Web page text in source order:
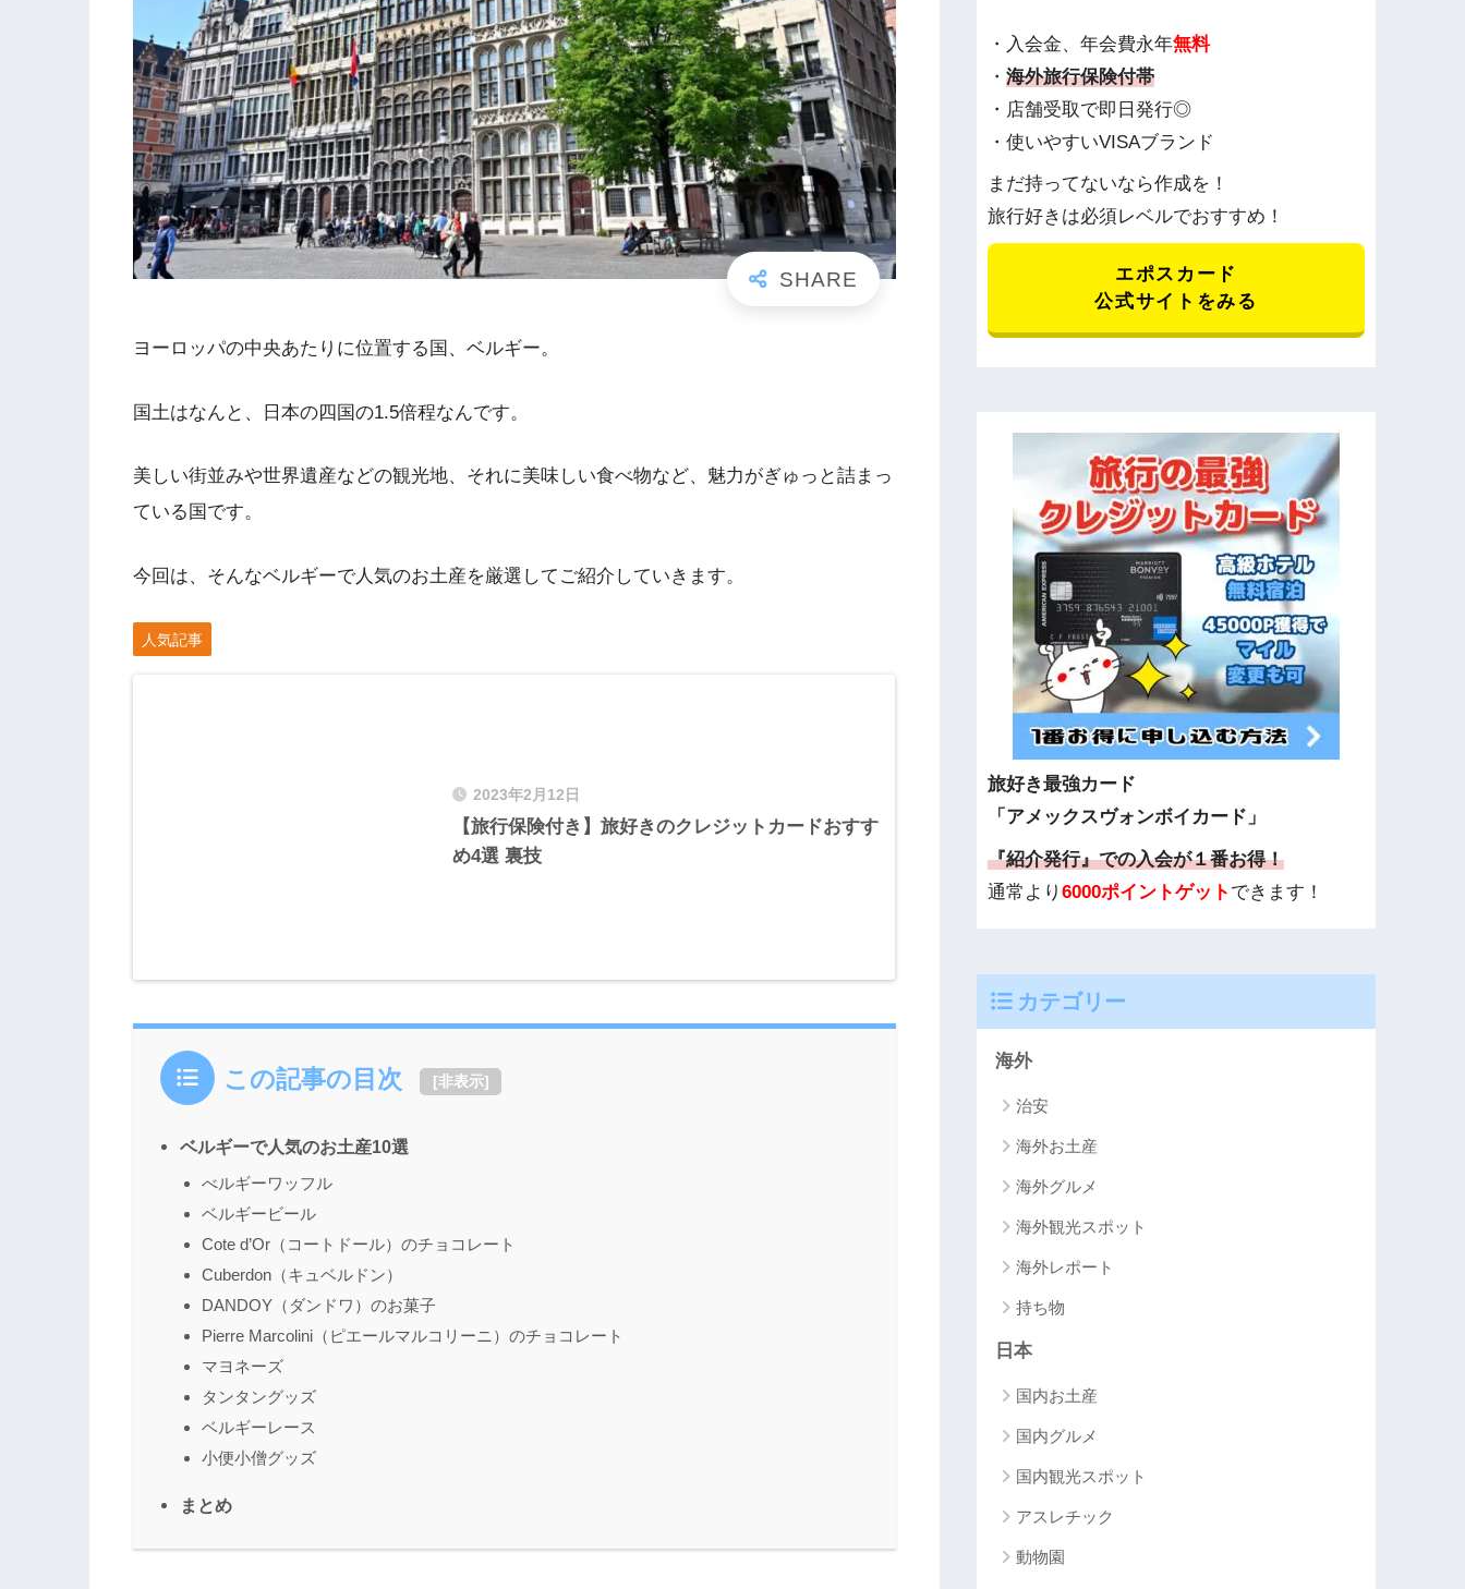
ヨーロッパの中央あたりに位置する国、ベルギー。
国土はなんと、日本の四国の1.5倍程なんです。
美しい街並みや世界遺産などの観光地、それに美味しい食べ物など、魅力がぎゅっと詰まっ
ている国です。
今回は、そんなベルギーで人気のお土産を厳選してご紹介していきます。
人気記事
2023年2月12日
【旅行保険付き】旅好きのクレジットカードおすす
め4選 裏技
この記事の目次 [非表示]
ベルギーで人気のお土産10選
べルギーワッフル
ベルギービール
Cote d’Or（コートドール）のチョコレート
Cuberdon（キュベルドン）
DANDOY（ダンドワ）のお菓子
Pierre Marcolini（ピエールマルコリーニ）のチョコレート
マヨネーズ
タンタングッズ
ベルギーレース
小便小僧グッズ
まとめ
・入会金、年会費永年無料
・海外旅行保険付帯
・店舗受取で即日発行◎
・使いやすいVISAブランド
まだ持ってないなら作成を！
旅行好きは必須レベルでおすすめ！
エポスカード
公式サイトをみる
旅好き最強カード
「アメックスヴォンボイカード」
『紹介発行』での入会が１番お得！
通常より6000ポイントゲット できます！
カテゴリー
海外
治安
海外お土産
海外グルメ
海外観光スポット
海外レポート
持ち物
日本
国内お土産
国内グルメ
国内観光スポット
アスレチック
動物園